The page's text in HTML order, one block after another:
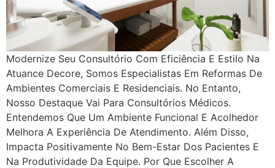
Modernize Seu Consultório Com Eficiência E Estilo Na
Atuance Decore, Somos Especialistas Em Reformas De
Ambientes Comerciais E Residenciais. No Entanto,
Nosso Destaque Vai Para Consultórios Médicos.
Entendemos Que Um Ambiente Funcional E Acolhedor
Melhora A Experiência De Atendimento. Além Disso,
Impacta Positivamente No Bem-Estar Dos Pacientes E
Na Produtividade Da Equipe. Por Que Escolher A